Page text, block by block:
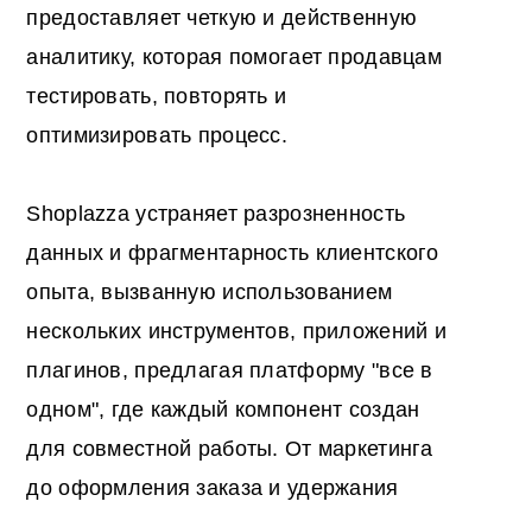
предоставляет четкую и действенную
аналитику, которая помогает продавцам
тестировать, повторять и
оптимизировать процесс.
Shoplazza устраняет разрозненность
данных и фрагментарность клиентского
опыта, вызванную использованием
нескольких инструментов, приложений и
плагинов, предлагая платформу "все в
одном", где каждый компонент создан
для совместной работы. От маркетинга
до оформления заказа и удержания